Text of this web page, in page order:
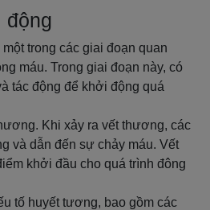
động
trong các giai đoạn quan
máu. Trong giai đoạn này, có
tác động để khởi động quá
Khi xảy ra vết thương, các
và dẫn đến sự chảy máu. Vết
khởi đầu cho quá trình đông
tố huyết tương, bao gồm các